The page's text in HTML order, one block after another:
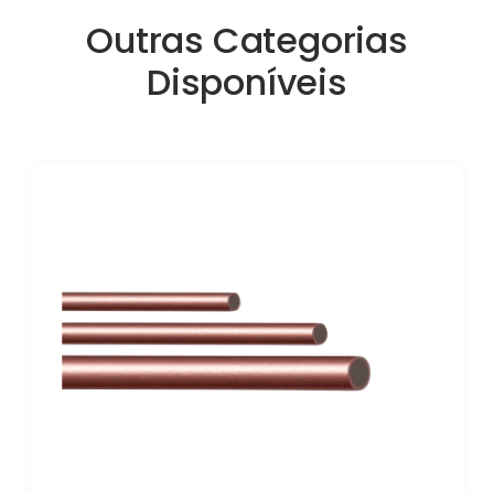
Outras Categorias
Disponíveis